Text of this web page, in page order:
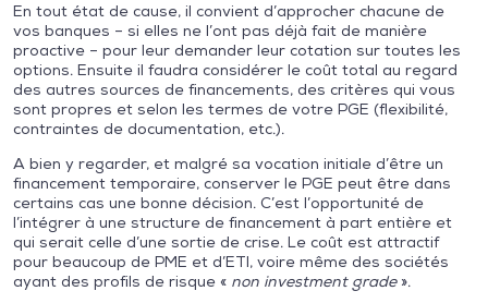
En tout état de cause, il convient d’approcher chacune de
vos banques – si elles ne l’ont pas déjà fait de manière
proactive – pour leur demander leur cotation sur toutes les
options. Ensuite il faudra considérer le coût total au regard
des autres sources de financements, des critères qui vous
sont propres et selon les termes de votre PGE (flexibilité,
contraintes de documentation, etc.).
A bien y regarder, et malgré sa vocation initiale d’être un
financement temporaire, conserver le PGE peut être dans
certains cas une bonne décision. C’est l’opportunité de
l’intégrer à une structure de financement à part entière et
qui serait celle d’une sortie de crise. Le coût est attractif
pour beaucoup de PME et d’ETI, voire même des sociétés
ayant des profils de risque « non investment grade».